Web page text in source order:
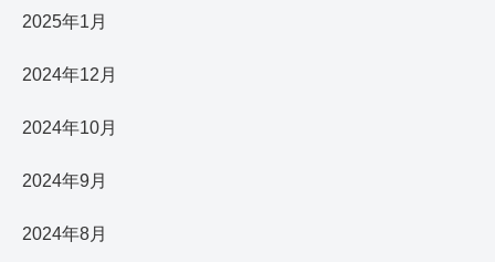
2025年1月
2024年12月
2024年10月
2024年9月
2024年8月